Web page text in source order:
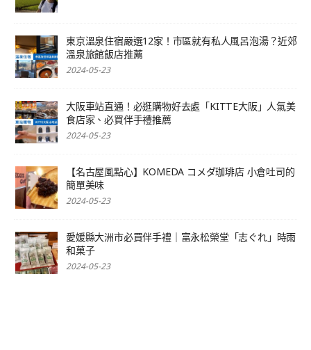
東京溫泉住宿嚴選12家！市區就有私人風呂泡湯？近郊
溫泉旅館飯店推薦
2024-05-23
大阪車站直通！必逛購物好去處「KITTE大阪」人氣美
食店家、必買伴手禮推薦
2024-05-23
【名古屋風點心】KOMEDA コメダ珈琲店 小倉吐司的
簡單美味
2024-05-23
愛媛縣大洲市必買伴手禮｜富永松榮堂「志ぐれ」時雨
和菓子
2024-05-23